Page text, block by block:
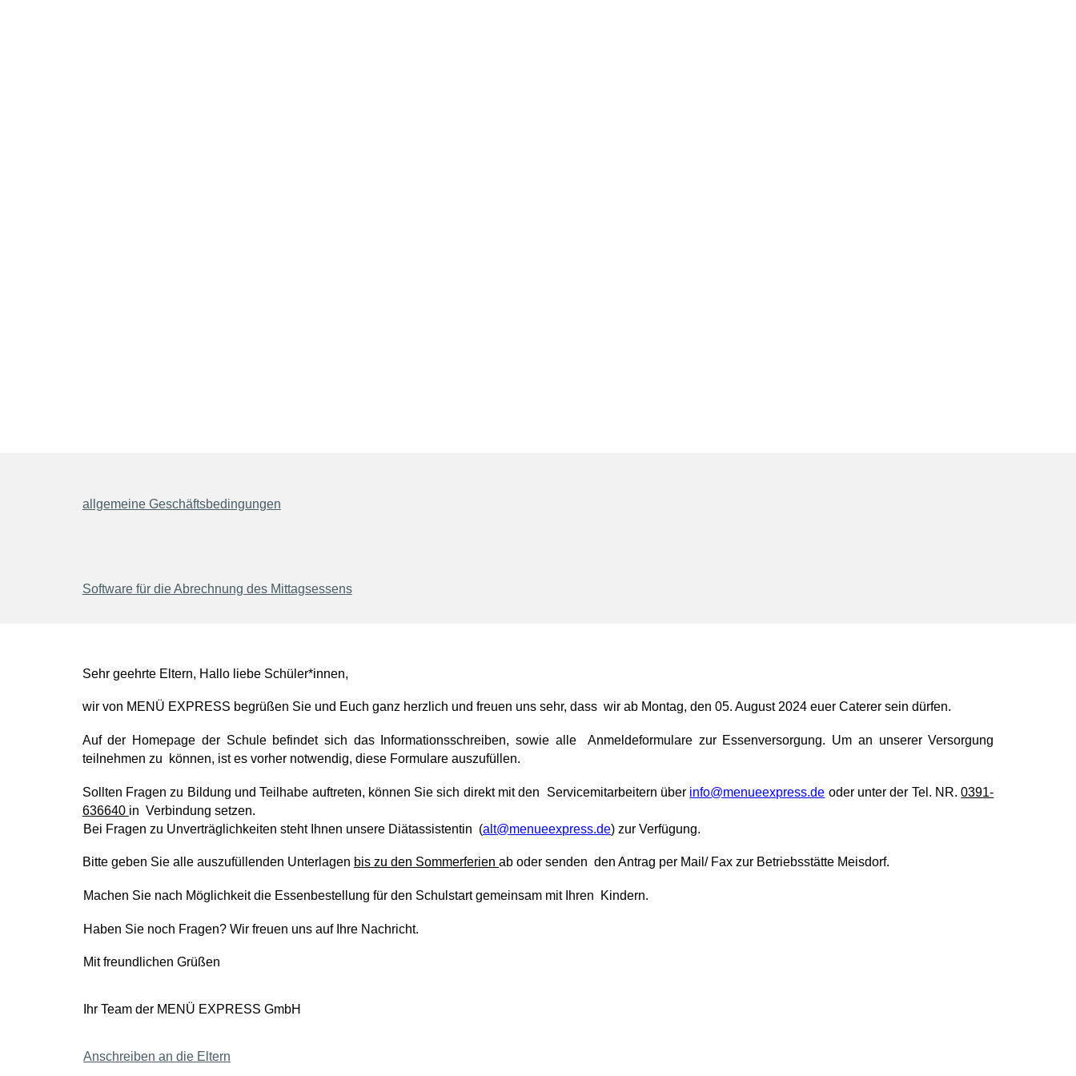
allgemeine Geschäftsbedingungen
Software für die Abrechnung des Mittagsessens
Sehr geehrte Eltern, Hallo liebe Schüler*innen,
wir von MENÜ EXPRESS begrüßen Sie und Euch ganz herzlich und freuen uns sehr, dass wir ab Montag, den 05. August 2024 euer Caterer sein dürfen.
Auf der Homepage der Schule befindet sich das Informationsschreiben, sowie alle Anmeldeformulare zur Essenversorgung. Um an unserer Versorgung
teilnehmen zu können, ist es vorher notwendig, diese Formulare auszufüllen.
Sollten Fragen zu Bildung und Teilhabe auftreten, können Sie sich direkt mit den Servicemitarbeitern über info@menueexpress.de oder unter der Tel. NR.0391-
636640 in Verbindung setzen.
Bei Fragen zu Unverträglichkeiten steht Ihnen unsere Diätassistentin (alt@menueexpress.de) zur Verfügung.
Bitte geben Sie alle auszufüllenden Unterlagen bis zu den Sommerferien ab oder senden den Antrag per Mail/ Fax zur Betriebsstätte Meisdorf.
Machen Sie nach Möglichkeit die Essenbestellung für den Schulstart gemeinsam mit Ihren Kindern.
Haben Sie noch Fragen? Wir freuen uns auf Ihre Nachricht.
Mit freundlichen Grüßen
Ihr Team der MENÜ EXPRESS GmbH
Anschreiben an die Eltern